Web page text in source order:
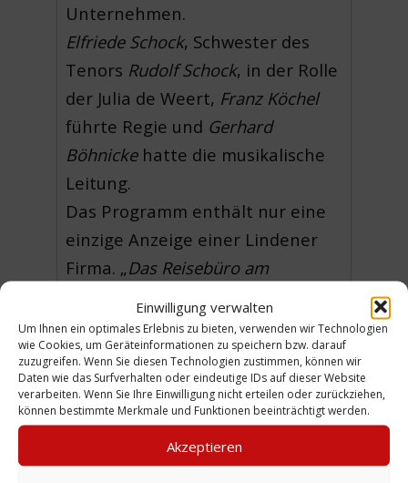
Einwilligung verwalten
Um Ihnen ein optimales Erlebnis zu bieten, verwenden wir Technologien
wie Cookies, um Geräteinformationen zu speichern bzw. darauf
zuzugreifen. Wenn Sie diesen Technologien zustimmen, können wir
Daten wie das Surfverhalten oder eindeutige IDs auf dieser Website
verarbeiten. Wenn Sie Ihre Einwilligung nicht erteilen oder zurückziehen,
können bestimmte Merkmale und Funktionen beeinträchtigt werden.
Akzeptieren
Unternehmen.
Elfriede Schock, Schwester des
Tenors Rudolf Schock, in der Rolle
der Julia de Weert, Franz Köchel
führte Regie und Gerhard
Böhnickehatte die musikalische
Leitung.
Das Programm enthält nur eine
einzige Anzeige einer Lindener
Firma. „Das Reisebüro am
annonciert u.a.
„Auswandererberatung“,
„Anschriftenvermittlung für USA“
und „Zulassungskarten nach
allen Zonen“.
(HDe)